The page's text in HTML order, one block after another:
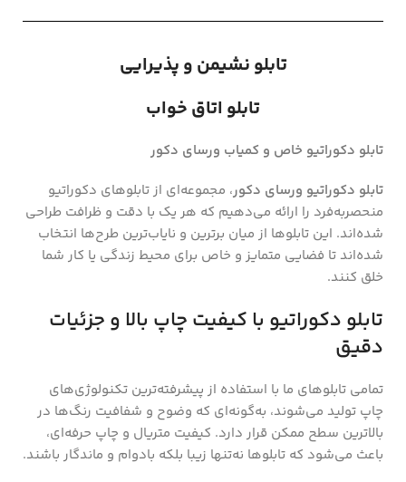
تابلو نشیمن و پذیرایی
تابلو اتاق خواب
تابلو دکوراتیو خاص و کمیاب ورسای دکور
تابلو دکوراتیو ورسای دکور، مجموعه‌ای از تابلوهای دکوراتیو
منحصر‌به‌فرد را ارائه می‌دهیم که هر یک با دقت و ظرافت طراحی
شده‌اند. این تابلوها از میان برترین و نایاب‌ترین طرح‌ها انتخاب
شده‌اند تا فضایی متمایز و خاص برای محیط زندگی یا کار شما
خلق کنند.
تابلو دکوراتیو با کیفیت چاپ بالا و جزئیات
دقیق
تمامی تابلوهای ما با استفاده از پیشرفته‌ترین تکنولوژی‌های
چاپ تولید می‌شوند، به‌گونه‌ای که وضوح و شفافیت رنگ‌ها در
بالاترین سطح ممکن قرار دارد. کیفیت متریال و چاپ حرفه‌ای،
باعث می‌شود که تابلوها نه‌تنها زیبا بلکه بادوام و ماندگار باشند.